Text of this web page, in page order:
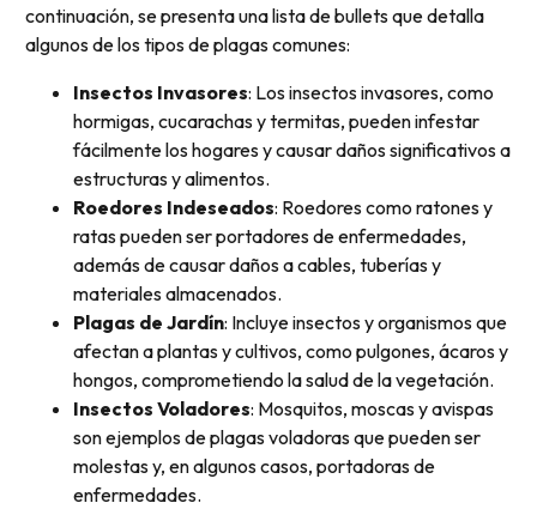
continuación, se presenta una lista de bullets que detalla
algunos de los tipos de plagas comunes:
Insectos Invasores: Los insectos invasores, como
hormigas, cucarachas y termitas, pueden infestar
fácilmente los hogares y causar daños significativos a
estructuras y alimentos.
Roedores Indeseados: Roedores como ratones y
ratas pueden ser portadores de enfermedades,
además de causar daños a cables, tuberías y
materiales almacenados.
Plagas de Jardín: Incluye insectos y organismos que
afectan a plantas y cultivos, como pulgones, ácaros y
hongos, comprometiendo la salud de la vegetación.
Insectos Voladores: Mosquitos, moscas y avispas
son ejemplos de plagas voladoras que pueden ser
molestas y, en algunos casos, portadoras de
enfermedades.